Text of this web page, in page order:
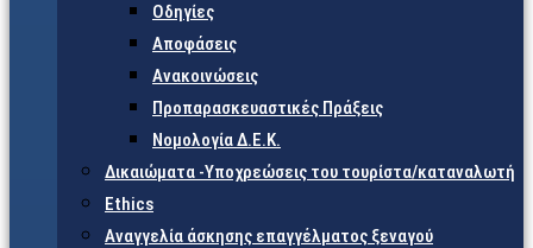
Οδηγίες
Αποφάσεις
Ανακοινώσεις
Προπαρασκευαστικές Πράξεις
Νομολογία Δ.Ε.Κ.
Δικαιώματα -Υποχρεώσεις του τουρίστα/καταναλωτή
Ethics
Αναγγελία άσκησης επαγγέλματος ξεναγού